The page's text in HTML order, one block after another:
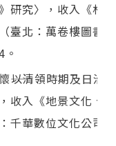
研究〉，收入《林慶
臺北：萬卷樓圖書公
以清領時期及日治時
收入《地景文化、永
千華數位文化公司，